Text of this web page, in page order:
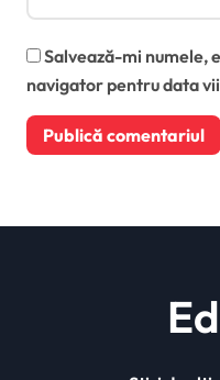
Salvează-mi numele,
navigator pentru data